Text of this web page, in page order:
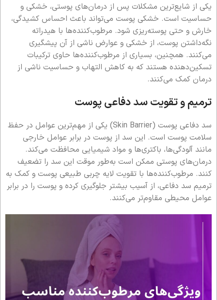
یکی از شایع‌ترین مشکلات پس از درمان‌های پوستی، خشکی و
حساسیت است. خشکی پوست می‌تواند باعث احساس کشیدگی،
خارش و حتی پوسته‌ریزی شود. مرطوب‌کننده‌ها با هیدراته
نگه‌داشتن پوست، از خشکی و عوارض ناشی از آن پیشگیری
می‌کنند. همچنین، بسیاری از مرطوب‌کننده‌ها حاوی ترکیبات
تسکین‌دهنده هستند که به کاهش التهاب و حساسیت ناشی از
درمان کمک می‌کنند.
ترمیم و تقویت سد دفاعی پوست
سد دفاعی پوست (Skin Barrier) یکی از مهم‌ترین عوامل در حفظ
سلامت پوست است. این سد از پوست در برابر عوامل خارجی
مانند آلودگی‌ها، باکتری‌ها و مواد شیمیایی محافظت می‌کند.
درمان‌های پوستی ممکن است به‌طور موقت این سد را تضعیف
کنند. مرطوب‌کننده‌ها با تقویت لایه چربی طبیعی پوست و کمک به
ترمیم سد دفاعی، از آسیب بیشتر جلوگیری کرده و پوست را در برابر
عوامل محیطی مقاوم‌تر می‌کنند.